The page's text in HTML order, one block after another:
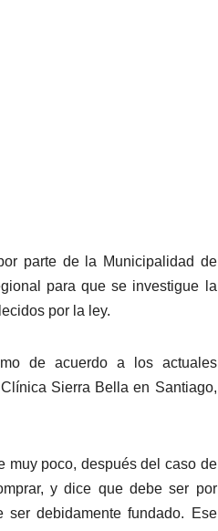
parte de la Municipalidad de
para que se investigue la
por la ley.
de acuerdo a los actuales
Sierra Bella en Santiago,
muy poco, después del caso de
y dice que debe ser por
ser debidamente fundado. Ese